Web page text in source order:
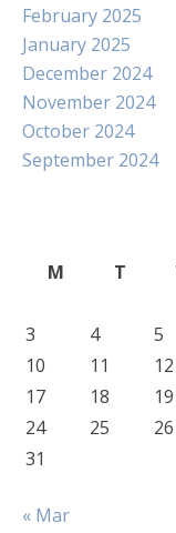
February 2025
January 2025
December 2024
November 2024
October 2024
September 2024
M
T
3
4 5
10
11 12
17
18 19
24
25 26
31
« Mar